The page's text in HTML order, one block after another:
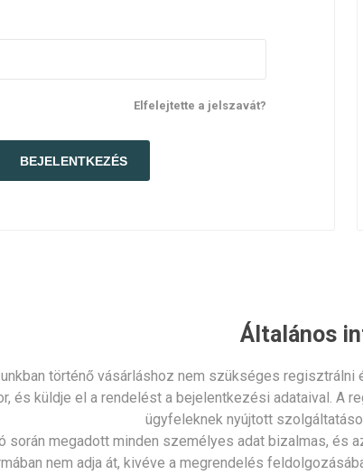
Elfelejtette a jelszavát?
Általános
történő vásárláshoz nem szükséges
és küldje el a rendelést a bejelentkezési adataival.
ügyfeleknek nyújtott
során megadott minden személyes adat bizalmas, és
nem adja át, kivéve a megrendelés